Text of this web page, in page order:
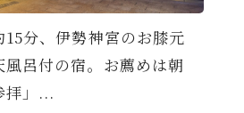
15分、伊勢神宮のお膝元
風呂付の宿。お薦めは朝
拝」...